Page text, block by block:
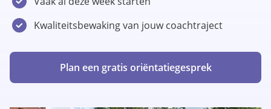
Kwaliteitsbewaking van jouw coachtraject
Plan een gratis oriëntatiegesprek